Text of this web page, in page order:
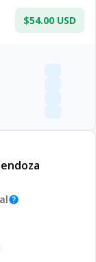
$54.00 USD
help